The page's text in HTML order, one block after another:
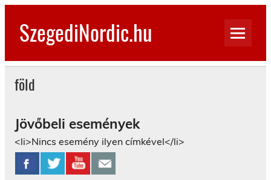
Skip
contentSzegediNordic.hu
föld
Jövőbeli események
<li>Nincs esemény ilyen címkével</li>